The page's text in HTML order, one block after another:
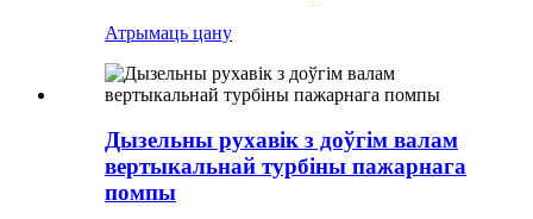
Атрымаць цану
Дызельны рухавік з доўгім валам
вертыкальнай турбіны пажарнага
помпы